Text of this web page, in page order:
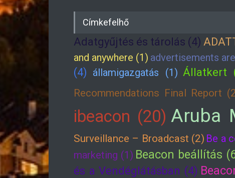
Címkefelhő
Adatgyűjtés és tárolás (4)
and anywhere (1) advertisements
(4) államigazgatás (1) Állatkert
Recommendations Final Report
ibeacon (20) Aruba
Surveillance – Broadcast (2) Be a
marketing (1) Beacon beállítás
és a Vendéglátásban (4)